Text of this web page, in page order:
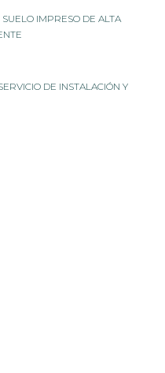
IMPRESO DE ALTA
DE INSTALACIÓN Y